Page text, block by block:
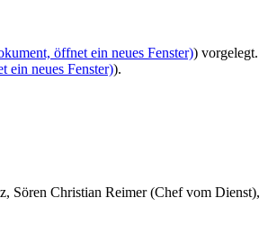
öffnet ein neues Fenster)) vorgelegt.
ein neues Fenster)).
Sören Christian Reimer (Chef vom Dienst),